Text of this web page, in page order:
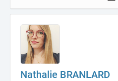
Nathalie BRANLARD